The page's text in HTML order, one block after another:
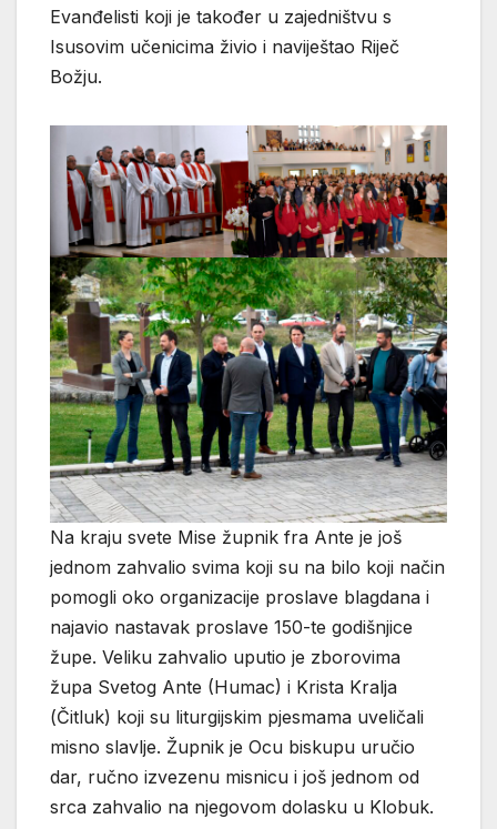
Evanđelisti koji je također u zajedništvu s
Isusovim učenicima živio i naviještao Riječ
Božju.
Na kraju svete Mise župnik fra Ante je još
jednom zahvalio svima koji su na bilo koji način
pomogli oko organizacije proslave blagdana i
najavio nastavak proslave 150-te godišnjice
župe. Veliku zahvalio uputio je zborovima
župa Svetog Ante (Humac) i Krista Kralja
(Čitluk) koji su liturgijskim pjesmama uveličali
misno slavlje. Župnik je Ocu biskupu uručio
dar, ručno izvezenu misnicu i još jednom od
srca zahvalio na njegovom dolasku u Klobuk.